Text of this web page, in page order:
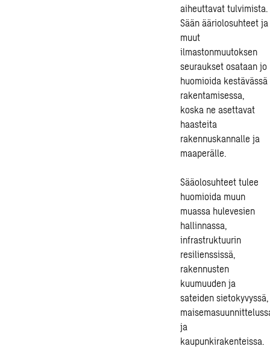
aiheuttavat tulvimista.
Sään ääriolosuhteet ja
muut
ilmastonmuutoksen
seuraukset osataan jo
huomioida kestävässä
rakentamisessa,
koska ne asettavat
haasteita
rakennuskannalle ja
maaperälle.
Sääolosuhteet tulee
huomioida muun
muassa hulevesien
hallinnassa,
infrastruktuurin
resilienssissä,
rakennusten
kuumuuden ja
sateiden sietokyvyssä,
ja
kaupunkirakenteissa.